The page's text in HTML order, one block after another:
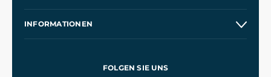
Kontakt
INFORMATIONEN
DatenschutzerklärungFOLGEN SIE UNS